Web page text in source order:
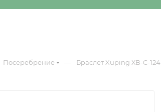
Посеребрение — Браслет Xuping ХВ-С-124